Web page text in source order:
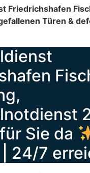
Friedrichshafen
Türen &
Sie da
24/7